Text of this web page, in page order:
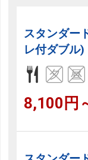
スタンダー
レ付ダブル)
8,100円